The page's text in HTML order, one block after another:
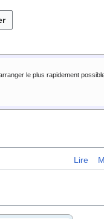
le plus rapidement
Lire